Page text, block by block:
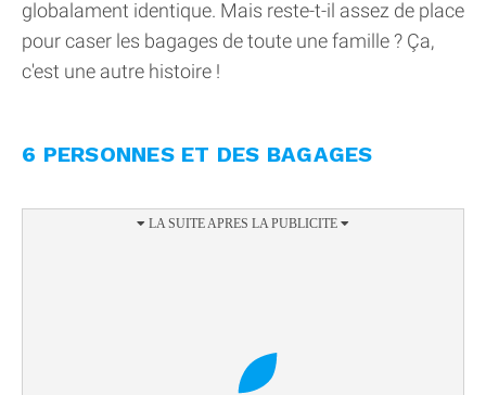
globalament identique. Mais reste-t-il assez de place
pour caser les bagages de toute une famille ? Ça,
c'est une autre histoire !
6 PERSONNES ET DES BAGAGES